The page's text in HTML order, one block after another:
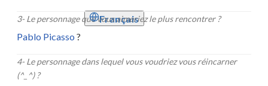
Français
3-Le personnage que vous aimeriez le plus rencontrer ?
Pablo Picasso ?
4-Le personnage dans lequel vous voudriez vous réincarner
(^_^) ?